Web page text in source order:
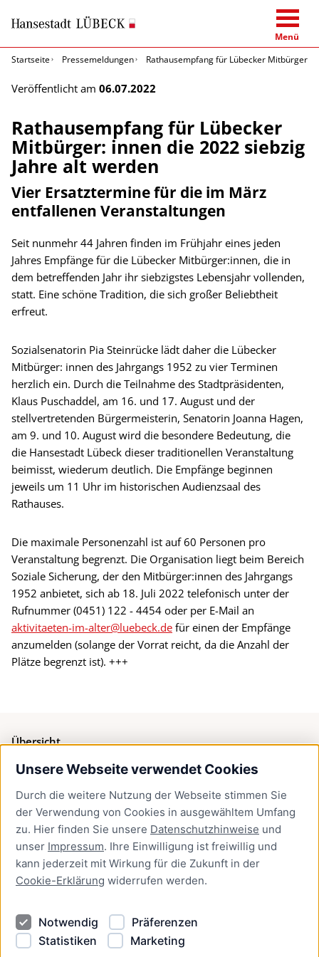
Unsere Webseite verwendet Cookies
Durch die weitere Nutzung der Webseite stimmen Sie
der Verwendung von Cookies in ausgewähltem Umfang
zu. Hier finden Sie unsere Datenschutzhinweise und
unser Impressum. Ihre Einwilligung ist freiwillig und
kann jederzeit mit Wirkung für die Zukunft in der
Cookie-Erklärung widerrufen werden.
Notwendig
Präferenzen
Statistiken
Marketing
Menü
Startseite
Pressemeldungen Rathausempfang für Lübecker Mitbürger:
Veröffentlicht am 06.07.2022
Rathausempfang für Lübecker
Mitbürger: innen die 2022 siebzig
Jahre alt werden
Vier Ersatztermine für die im März
entfallenen Veranstaltungen
Seit nunmehr 44 Jahren finden im Frühjahr eines jeden
Jahres Empfänge für die Lübecker Mitbürger:innen, die in
dem betreffenden Jahr ihr siebzigstes Lebensjahr vollenden,
statt. Eine schöne Tradition, die sich großer Beliebtheit
erfreut.
Sozialsenatorin Pia Steinrücke lädt daher die Lübecker
Mitbürger: innen des Jahrgangs 1952 zu vier Terminen
herzlich ein. Durch die Teilnahme des Stadtpräsidenten,
Klaus Puschaddel, am 16. und 17. August und der
stellvertretenden Bürgermeisterin, Senatorin Joanna Hagen,
am 9. und 10. August wird die besondere Bedeutung, die
die Hansestadt Lübeck dieser traditionellen Veranstaltung
beimisst, wiederum deutlich. Die Empfänge beginnen
jeweils um 11 Uhr im historischen Audienzsaal des
Rathauses.
Die maximale Personenzahl ist auf 60 Personen pro
Veranstaltung begrenzt. Die Organisation liegt beim Bereich
Soziale Sicherung, der den Mitbürger:innen des Jahrgangs
1952 anbietet, sich ab 18. Juli 2022 telefonisch unter der
Rufnummer (0451) 122 - 4454 oder per E-Mail an
aktivitaeten-im-alter@luebeck.de für einen der Empfänge
anzumelden (solange der Vorrat reicht, da die Anzahl der
Plätze begrenzt ist). +++
Übersicht
Bürgerservice
Presse
Newsletter Lübeck:kompakt
Kontakt
Kontakt
Datenschutzhinweise
Barrierefreiheit